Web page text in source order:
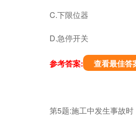
C.下限位器
D.急停开关
参考答案: 查看最佳答
第5题:施工中发生事故时